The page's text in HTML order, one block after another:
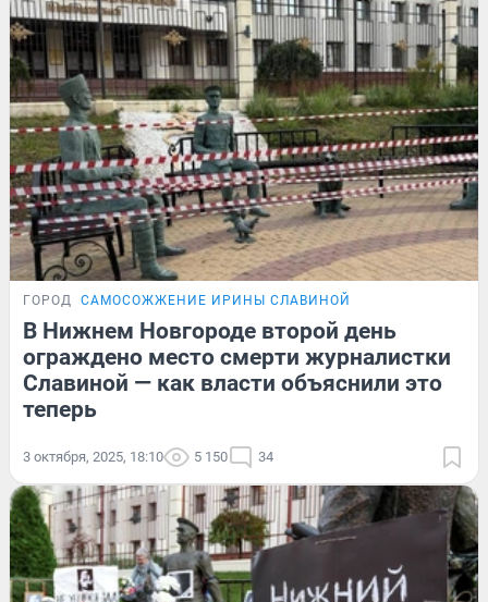
ГОРОД САМОСОЖЖЕНИЕ ИРИНЫ СЛАВИНОЙ
В Нижнем Новгороде второй день
ограждено место смерти журналистки
Славиной — как власти объяснили это
теперь
3 октября, 2025, 18:10 5 150 34